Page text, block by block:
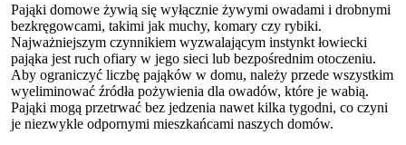
Pająki domowe żywią się wyłącznie żywymi owadami i drobnymi
bezkręgowcami, takimi jak muchy, komary czy rybiki.
Najważniejszym czynnikiem wyzwalającym instynkt łowiecki
pająka jest ruch ofiary w jego sieci lub bezpośrednim otoczeniu.
Aby ograniczyć liczbę pająków w domu, należy przede wszystkim
wyeliminować źródła pożywienia dla owadów, które je wabią.
Pająki mogą przetrwać bez jedzenia nawet kilka tygodni, co czyni
je niezwykle odpornymi mieszkańcami naszych domów.